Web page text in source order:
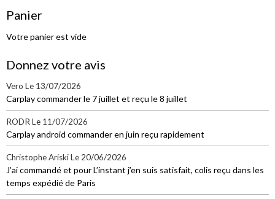
Panier
Votre panier est vide
Donnez votre avis
Vero Le 13/07/2026
Carplay commander le 7 juillet et reçu le 8 juillet
RODRLe 11/07/2026
Carplay android commander en juin reçu rapidement
Christophe AriskiLe 20/06/2026
J’ai commandé et pour L’instant j’en suis satisfait, colis reçu dans les
temps expédié de Paris